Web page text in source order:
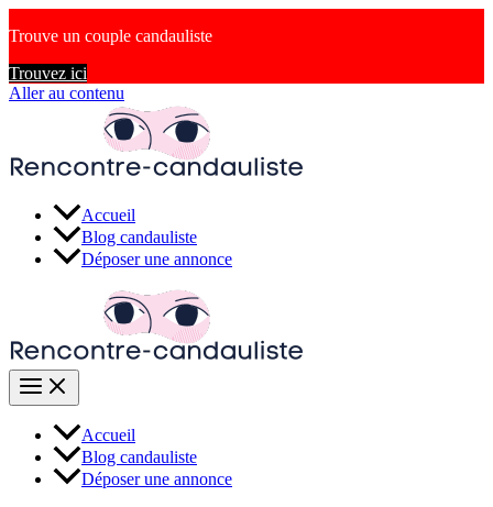
Trouve un couple candauliste
Trouvez ici
Aller au contenu
Accueil
Blog candauliste
Déposer une annonce
Accueil
Blog candauliste
Déposer une annonce